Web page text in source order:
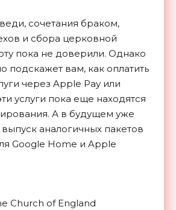
сочетания браком,
и сбора церковной
пока не доверили. Однако
подскажет вам, как оплатить
через Apple Pay или
услуги пока еще находятся
А в будущем уже
аналогичных пакетов
Google Home и Apple
Church of England